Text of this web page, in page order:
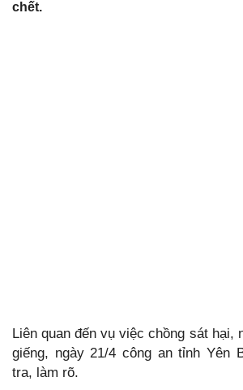
chết.
Liên quan đến vụ việc chồng sát hại,
giếng, ngày 21/4 công an tỉnh Yên
tra, làm rõ.